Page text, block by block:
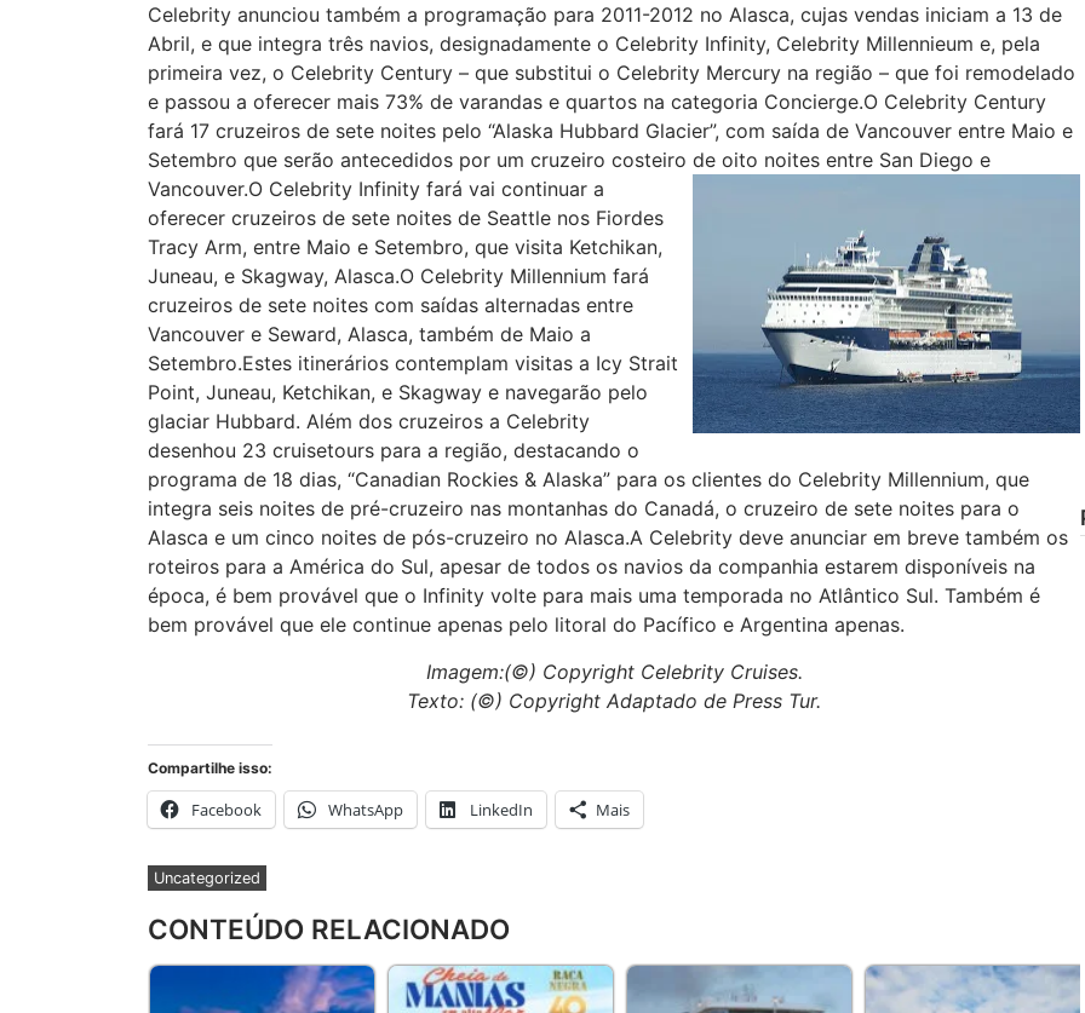
Celebrity anunciou também a programação para 2011-2012 no Alasca, cujas vendas iniciam a 13 de
Abril, e que integra três navios, designadamente o Celebrity Infinity, Celebrity Millennieum e, pela
primeira vez, o Celebrity Century – que substitui o Celebrity Mercury na região – que foi remodelado
e passou a oferecer mais 73% de varandas e quartos na categoria Concierge.O Celebrity Century
fará 17 cruzeiros de sete noites pelo “Alaska Hubbard Glacier”, com saída de Vancouver entre Maio e
Setembro que serão antecedidos por um cruzeiro costeiro de oito noites entre San Diego e
Vancouver.O Celebrity Infinity fará vai continuar a
oferecer cruzeiros de sete noites de Seattle nos Fiordes
Tracy Arm, entre Maio e Setembro, que visita Ketchikan,
Juneau, e Skagway, Alasca.O Celebrity Millennium fará
cruzeiros de sete noites com saídas alternadas entre
Vancouver e Seward, Alasca, também de Maio a
Setembro.Estes itinerários contemplam visitas a Icy Strait
Point, Juneau, Ketchikan, e Skagway e navegarão pelo
glaciar Hubbard. Além dos cruzeiros a Celebrity
desenhou 23 cruisetours para a região, destacando o
programa de 18 dias, “Canadian Rockies & Alaska” para os clientes do Celebrity Millennium, que
integra seis noites de pré-cruzeiro nas montanhas do Canadá, o cruzeiro de sete noites para o
Alasca e um cinco noites de pós-cruzeiro no Alasca.A Celebrity deve anunciar em breve também os
roteiros para a América do Sul, apesar de todos os navios da companhia estarem disponíveis na
época, é bem provável que o Infinity volte para mais uma temporada no Atlântico Sul. Também é
bem provável que ele continue apenas pelo litoral do Pacífico e Argentina apenas.
Imagem:(©) Copyright Celebrity Cruises.
Texto: (©) Copyright Adaptado de Press Tur.
Compartilhe isso:
Facebook WhatsApp LinkedIn Mais
Uncategorized
CONTEÚDO RELACIONADO